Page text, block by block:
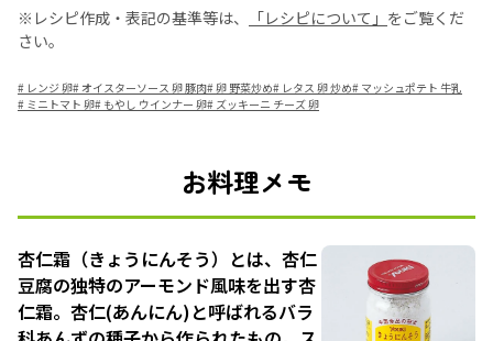
※レシピ作成・表記の基準等は、
「レシピについて」 をご覧くだ
さい。
# レンジ 卵#オイスターソース 卵 豚肉#卵 野菜炒め# レタス 卵 炒め# マッシュポテト 牛乳
# ミニトマト 卵# もやし ウインナー 卵# ズッキーニ チーズ 卵
お料理メモ
杏仁霜（きょうにんそう）とは、杏仁
豆腐の独特のアーモンド風味を出す杏
仁霜。杏仁(あんにん)と呼ばれるバラ